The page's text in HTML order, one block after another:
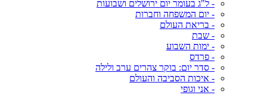
- ל"ג בעומר יום ירושלים ושבועות
- יום המשפחה וחברות
- בריאת העולם
- שבת
- ימות השבוע
- פרדס
- סדר יום: בוקר צהרים ערב ולילה
- איכות הסביבה והעולם
- אני וגופי